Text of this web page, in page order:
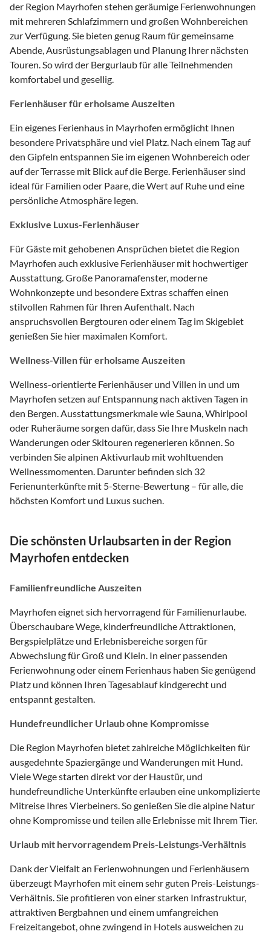
der Region Mayrhofen stehen geräumige Ferienwohnungen
mit mehreren Schlafzimmern und großen Wohnbereichen
zur Verfügung. Sie bieten genug Raum für gemeinsame
Abende, Ausrüstungsablagen und Planung Ihrer nächsten
Touren. So wird der Bergurlaub für alle Teilnehmenden
komfortabel und gesellig.
Ferienhäuser für erholsame Auszeiten
Ein eigenes Ferienhaus in Mayrhofen ermöglicht Ihnen
besondere Privatsphäre und viel Platz. Nach einem Tag auf
den Gipfeln entspannen Sie im eigenen Wohnbereich oder
auf der Terrasse mit Blick auf die Berge. Ferienhäuser sind
ideal für Familien oder Paare, die Wert auf Ruhe und eine
persönliche Atmosphäre legen.
Exklusive Luxus-Ferienhäuser
Für Gäste mit gehobenen Ansprüchen bietet die Region
Mayrhofen auch exklusive Ferienhäuser mit hochwertiger
Ausstattung. Große Panoramafenster, moderne
Wohnkonzepte und besondere Extras schaffen einen
stilvollen Rahmen für Ihren Aufenthalt. Nach
anspruchsvollen Bergtouren oder einem Tag im Skigebiet
genießen Sie hier maximalen Komfort.
Wellness-Villen für erholsame Auszeiten
Wellness-orientierte Ferienhäuser und Villen in und um
Mayrhofen setzen auf Entspannung nach aktiven Tagen in
den Bergen. Ausstattungsmerkmale wie Sauna, Whirlpool
oder Ruheräume sorgen dafür, dass Sie Ihre Muskeln nach
Wanderungen oder Skitouren regenerieren können. So
verbinden Sie alpinen Aktivurlaub mit wohltuenden
Wellnessmomenten. Darunter befinden sich 32
Ferienunterkünfte mit 5-Sterne-Bewertung – für alle, die
höchsten Komfort und Luxus suchen.
Die schönsten Urlaubsarten in der Region
Mayrhofen entdecken
Familienfreundliche Auszeiten
Mayrhofen eignet sich hervorragend für Familienurlaube.
Überschaubare Wege, kinderfreundliche Attraktionen,
Bergspielplätze und Erlebnisbereiche sorgen für
Abwechslung für Groß und Klein. In einer passenden
Ferienwohnung oder einem Ferienhaus haben Sie genügend
Platz und können Ihren Tagesablauf kindgerecht und
entspannt gestalten.
Hundefreundlicher Urlaub ohne Kompromisse
Die Region Mayrhofen bietet zahlreiche Möglichkeiten für
ausgedehnte Spaziergänge und Wanderungen mit Hund.
Viele Wege starten direkt vor der Haustür, und
hundefreundliche Unterkünfte erlauben eine unkomplizierte
Mitreise Ihres Vierbeiners. So genießen Sie die alpine Natur
ohne Kompromisse und teilen alle Erlebnisse mit Ihrem Tier.
Urlaub mit hervorragendem Preis-Leistungs-Verhältnis
Dank der Vielfalt an Ferienwohnungen und Ferienhäusern
überzeugt Mayrhofen mit einem sehr guten Preis-Leistungs-
Verhältnis. Sie profitieren von einer starken Infrastruktur,
attraktiven Bergbahnen und einem umfangreichen
Freizeitangebot, ohne zwingend in Hotels ausweichen zu